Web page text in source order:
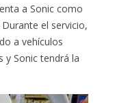
a Sonic como
el servicio,
a vehículos
y Sonic tendrá la